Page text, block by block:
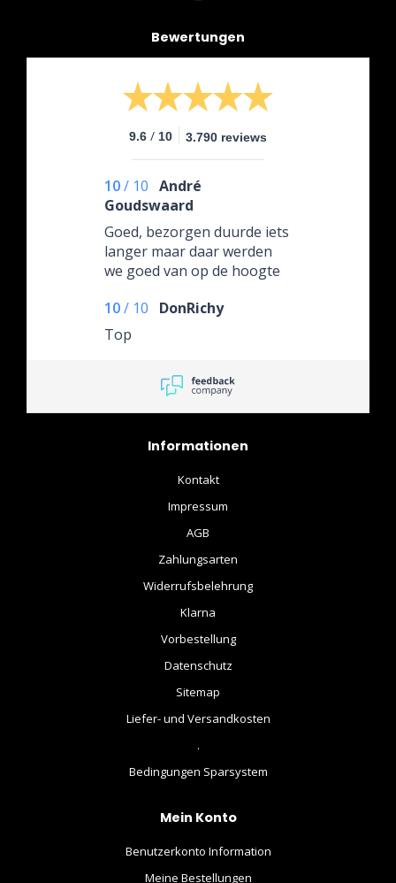
Bewertungen
9.6 / 10 3.790 reviews
10/ 10 André
Goudswaard
Goed, bezorgen duurde iets
langer maar daar werden
we goed van op de hoogte
iets mindere kwaliteit maar
niet iets waar de verkoper
wat aan kon doen.
10/ 10
DonRichy
Top
Informationen
Kontakt
Impressum
AGB
Zahlungsarten
Widerrufsbelehrung
Klarna
Vorbestellung
Datenschutz
Sitemap
Liefer- und Versandkosten
.
Bedingungen Sparsystem
Mein Konto
Benutzerkonto Information
Meine Bestellungen